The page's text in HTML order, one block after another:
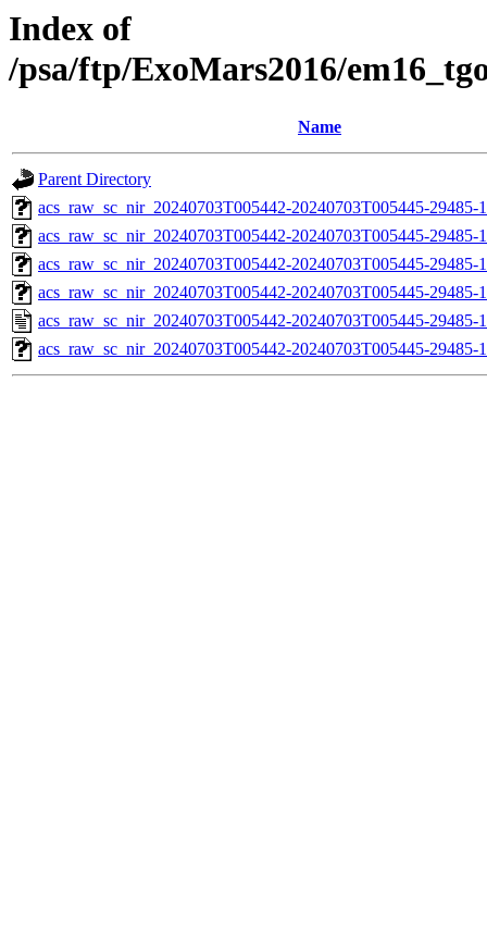
Index of
/psa/ftp/ExoMars2016/
Name
Parent Directory
acs_raw_sc_nir_20240703T005442-20240703T005445-29485-
acs_raw_sc_nir_20240703T005442-20240703T005445-29485-
acs_raw_sc_nir_20240703T005442-20240703T005445-
acs_raw_sc_nir_20240703T005442-20240703T005445-29485-
acs_raw_sc_nir_20240703T005442-20240703T005445-29485-
acs_raw_sc_nir_20240703T005442-20240703T005445-29485-